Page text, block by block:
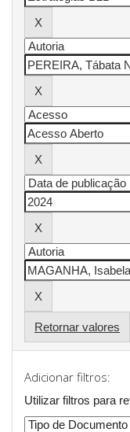
Retornar valores
Adicionar filtros:
Utilizar filtros para